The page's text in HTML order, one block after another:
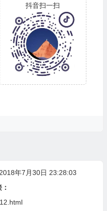
抖音扫一扫
年7月30日 23:28:03